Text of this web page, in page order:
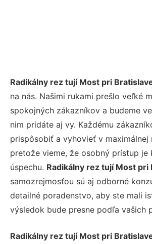
Radikálny rez tují Most pri
na nás. Našimi rukami prešlo veľké
spokojných zákazníkov a budeme
nim pridáte aj vy. Každému
prispôsobiť a vyhovieť v maximálnej
pretože vieme, že osobný prístup je
úspechu. Radikálny rez tují Most pri
samozrejmosťou sú aj odborné
detailné poradenstvo, aby ste mali
výsledok bude presne podľa vašich
Radikálny rez tují Most pri